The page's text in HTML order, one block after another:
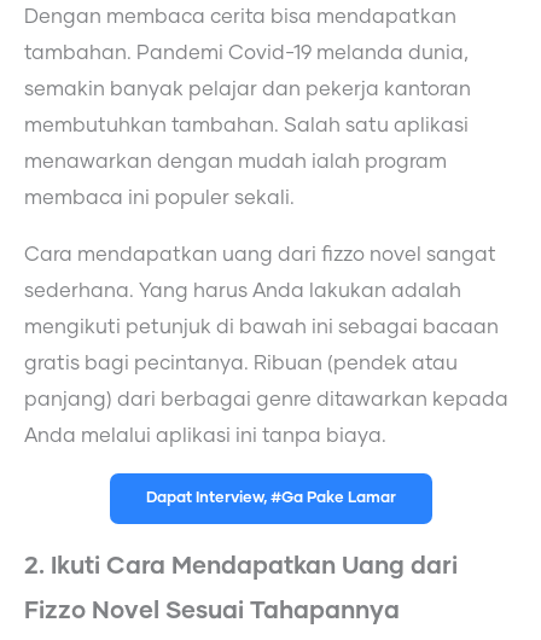
Dengan membaca cerita bisa mendapatkan
tambahan. Pandemi Covid-19 melanda dunia,
semakin banyak pelajar dan pekerja kantoran
membutuhkan tambahan. Salah satu aplikasi
menawarkan dengan mudah ialah program
membaca ini populer sekali.
Cara mendapatkan uang dari fizzo novel sangat
sederhana. Yang harus Anda lakukan adalah
mengikuti petunjuk di bawah ini sebagai bacaan
gratis bagi pecintanya. Ribuan (pendek atau
panjang) dari berbagai genre ditawarkan kepada
Anda melalui aplikasi ini tanpa biaya.
Dapat Interview, #Ga Pake Lamar
2. Ikuti Cara Mendapatkan Uang dari
Fizzo Novel Sesuai Tahapannya